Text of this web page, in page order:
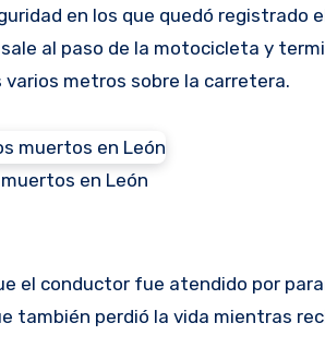
en los que quedó registrado
al paso de la motocicleta y
metros sobre la carretera.
en León
el conductor fue atendido por
también perdió la vida mientras